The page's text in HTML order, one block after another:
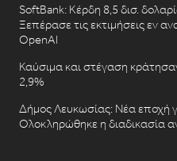
SoftBank: Κέρδη 8,5 δισ.
Ξεπέρασε τις εκτιμήσεις εν
OpenAI
Καύσιμα και στέγαση
2,9%
Δήμος Λευκωσίας: Νέα εποχή
Ολοκληρώθηκε η διαδικασία